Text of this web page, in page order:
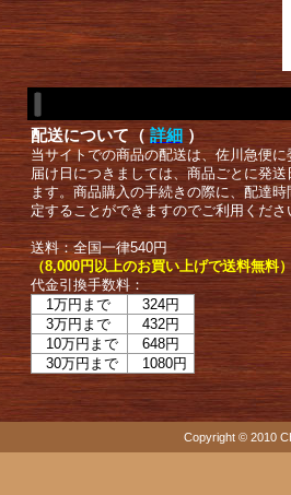
配送について（ 詳細 ）
当サイトでの商品の配送は、佐川急便
届け日につきましては、商品ごとに発
ます。商品購入の手続きの際に、配達
定することができますのでご利用くださ
送料：全国一律540円
（8,000円以上のお買い上げで送料無料
代金引換手数料：
1万円まで
324円
3万円まで
432円
10万円まで
648円
30万円まで
1080円
Copyright © 2010